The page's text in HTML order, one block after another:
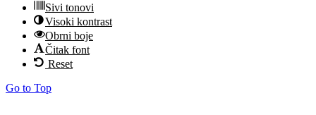
Sivi tonovi
Visoki kontrast
Obrni boje
Čitak font
Reset
Go to Top